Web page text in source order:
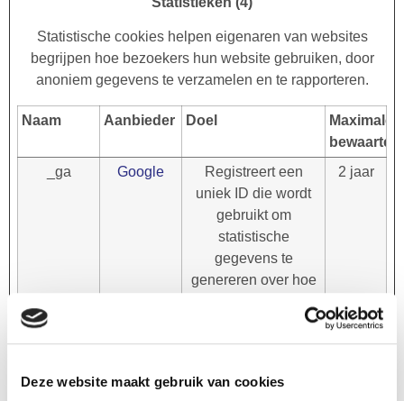
Deze website maakt gebruik van cookies
Statistische cookies helpen eigenaren van websites
begrijpen hoe bezoekers hun website gebruiken, door
anoniem gegevens te verzamelen en te rapporteren.
Naam Aanbieder Doel
Maximale
_ga
Google
Registreert een
uniek ID die wordt
gebruikt om
statistische
gegevens te
genereren over hoe
website gebruikt.
2 jaar
over het aantal keren